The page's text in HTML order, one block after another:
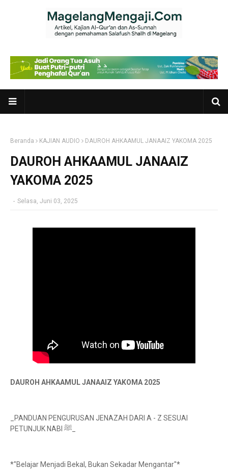
Beranda KAJIAN AUDIO DAUROH AHKAAMUL JANAAIZ YAKOMA 2025
DAUROH AHKAAMUL JANAAIZ
YAKOMA 2025
- Selasa, Juni 03, 2025
DAUROH AHKAAMUL JANAAIZ YAKOMA 2025
_PANDUAN PENGURUSAN JENAZAH DARI A - Z SESUAI
*"Belajar Menjadi Bekal, Bukan Sekadar Mengantar"*